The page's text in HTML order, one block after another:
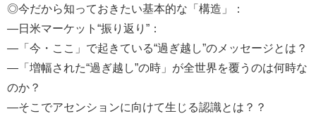
◎今だから知っておきたい基本的な「構造」：
―日米マーケット“振り返り”：
―「今・ここ」で起きている“過ぎ越し”のメッセージとは？
―「増幅された“過ぎ越し”の時」が全世界を覆うのは何時な
のか？
―そこでアセンションに向けて生じる認識とは？？